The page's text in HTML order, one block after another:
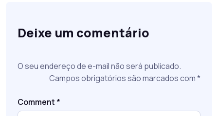
Deixe um comentário
O seu endereço de e-mail não será publicado.
Campos obrigatórios são marcados com*
Comment *